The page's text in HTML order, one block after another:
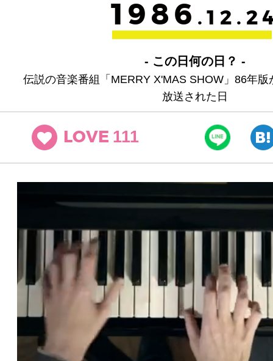
1986
- この日何の日？ -
伝説の音楽番組「MERRY X'MAS SHOW」86年版
放送された日
LOVE 111